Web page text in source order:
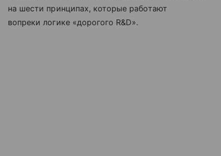
на шести принципах, которые работают
вопреки логике «дорогого R&D».